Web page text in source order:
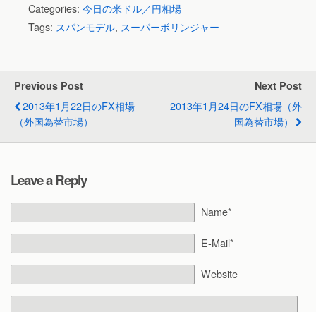
Categories: 今日の米ドル／円相場
Tags: スパンモデル, スーパーボリンジャー
Previous Post
2013年1月22日のFX相場
（外国為替市場）
Next Post
2013年1月24日のFX相場（外
国為替市場）
Leave a Reply
Name*
E-Mail*
Website